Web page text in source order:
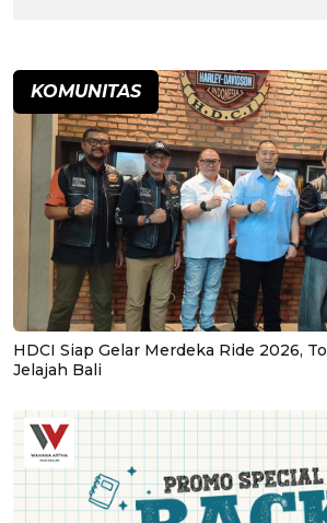
KOMUNITAS
HDCI Siap Gelar Merdeka Ride 2026,
Jelajah Bali